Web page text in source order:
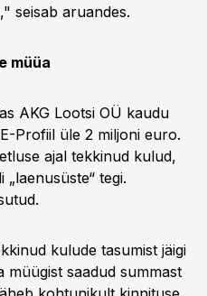
seisab aruandes.
müüa
AKG Lootsi OÜ kaudu
Profiil üle 2 miljoni euro.
ajal tekkinud kulud,
tegi.
kulude tasumist jäigi
saadud summast